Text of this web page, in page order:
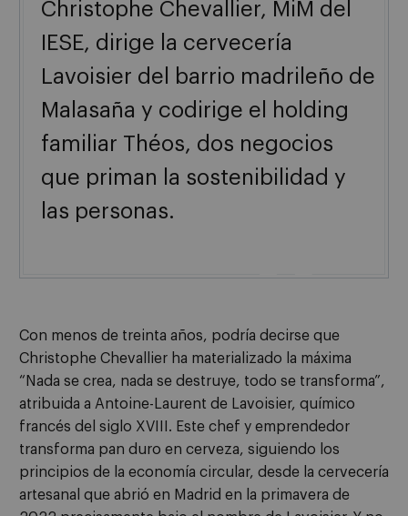
Christophe Chevallier, MiM del
IESE, dirige la cervecería
Lavoisier del barrio madrileño de
Malasaña y codirige el holding
familiar Théos, dos negocios
que priman la sostenibilidad y
las personas.
Con menos de treinta años, podría decirse que
Christophe Chevallier ha materializado la máxima
“Nada se crea, nada se destruye, todo se transforma”,
atribuida a Antoine-Laurent de Lavoisier, químico
francés del siglo XVIII. Este chef y emprendedor
transforma pan duro en cerveza, siguiendo los
principios de la economía circular, desde la cervecería
artesanal que abrió en Madrid en la primavera de